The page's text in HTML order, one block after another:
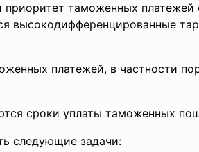
таможенных платежей
высокодифференцированные
платежей, в частности
сроки уплаты таможенных
следующие задачи: